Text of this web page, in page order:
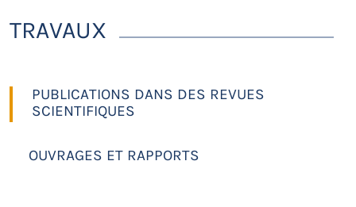
TRAVAUX
PUBLICATIONS DANS DES REVUES
SCIENTIFIQUES
OUVRAGES ET RAPPORTS